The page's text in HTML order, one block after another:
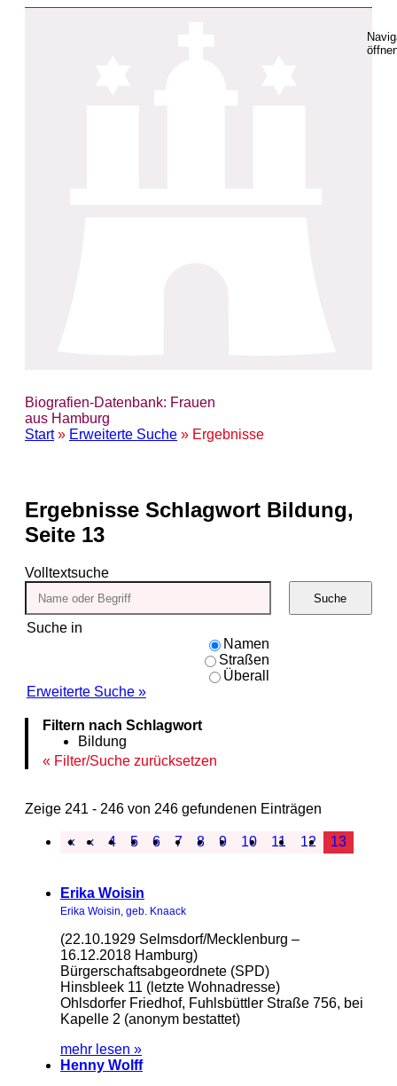
Biografien-Datenbank: Frauen
aus Hamburg
Start» Erweiterte Suche » Ergebnisse
Ergebnisse Schlagwort Bildung,
Seite 13
Volltextsuche
Suche in
Namen
Straßen
Überall
Erweiterte Suche »
Suche
Filtern nach Schlagwort
Bildung
Filter/Suche zurücksetzen
Zeige 241 - 246 von 246 gefundenen Einträgen
« ‹ 4 5 6 7 8 9 10 11 12 13
Erika Woisin
Erika Woisin, geb. Knaack
(22.10.1929 Selmsdorf/Mecklenburg –
16.12.2018 Hamburg)
Bürgerschaftsabgeordnete (SPD)
Hinsbleek 11 (letzte Wohnadresse)
Ohlsdorfer Friedhof, Fuhlsbüttler Straße 756, bei
Kapelle 2 (anonym bestattet)
mehr lesen »
Henny Wolff